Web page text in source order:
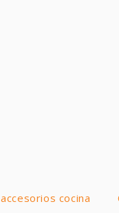
accesorios cocina